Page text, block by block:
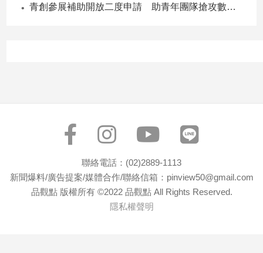
青創參展補助開放二度申請 助青年團隊搶攻數位轉型商機
聯絡電話：(02)2889-1113
新聞爆料/廣告提案/媒體合作/聯絡信箱：pinview50@gmail.com
品觀點 版權所有 ©2022 品觀點 All Rights Reserved.
隱私權聲明